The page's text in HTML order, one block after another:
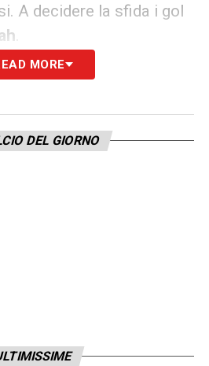
A decidere la sfida i gol
il Lione contro sorpassa
anche molto a Lille
MORE
DEL GIORNO